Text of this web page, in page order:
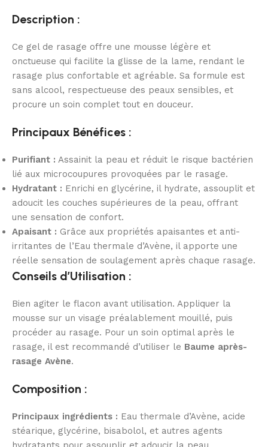
Description :
Ce gel de rasage offre une mousse légère et
onctueuse qui facilite la glisse de la lame, rendant le
rasage plus confortable et agréable. Sa formule est
sans alcool, respectueuse des peaux sensibles, et
procure un soin complet tout en douceur.
Principaux Bénéfices :
Purifiant : Assainit la peau et réduit le risque bactérien
lié aux microcoupures provoquées par le rasage.
Hydratant : Enrichi en glycérine, il hydrate, assouplit et
adoucit les couches supérieures de la peau, offrant
une sensation de confort.
Apaisant : Grâce aux propriétés apaisantes et anti-
irritantes de l’Eau thermale d’Avène, il apporte une
réelle sensation de soulagement après chaque rasage.
Conseils d’Utilisation :
Bien agiter le flacon avant utilisation. Appliquer la
mousse sur un visage préalablement mouillé, puis
procéder au rasage. Pour un soin optimal après le
rasage, il est recommandé d’utiliser le Baume après-
rasage Avène.
Composition :
Principaux ingrédients : Eau thermale d’Avène, acide
stéarique, glycérine, bisabolol, et autres agents